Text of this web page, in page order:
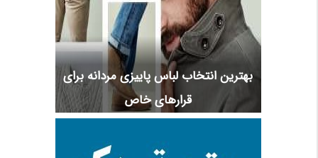
بهترین انتخاب لباس پاییزی مردانه برای
قرارهای خاص